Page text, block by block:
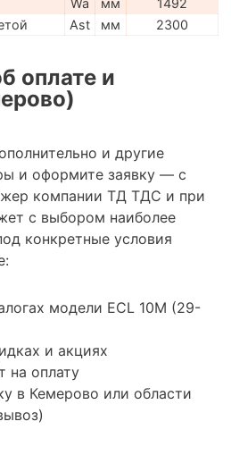
Wa мм
1492
Ast мм 2300
оплате и
и другие
и оформите заявку — с
компании ТД ТДС и при
с выбором наиболее
конкретные условия
модели ECL 10M (29-
и акциях
на оплату
в Кемерово или области